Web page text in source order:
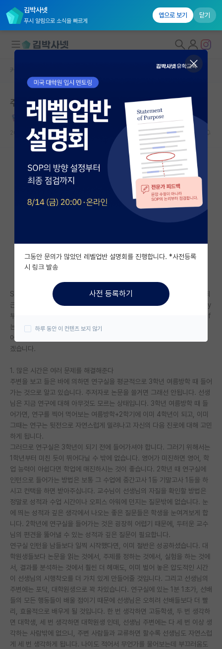
김박사넷
푸시 알림으로 소식을 빠르게
앱으로 보기 닫기
대학원생 모집
국내대학원 정보
연구실&오픈랩
커뮤니티
커뮤니티 홈
전체글보기
베스트 게시판
자유 게시판(아무개랩)
미국 유학 게시판
미국 대학원 합격 후기 게시판
대학원생 모집 게시판
연구실(PI) 홍보 게시판
임용 정보 게시판
학부 인턴 게시판
취업 게시판
임용 후기 게시판
PI 전용 게시판
인문사회 계열 게시판
특수/전문대학원 게시판
반도체/AI 게시판
장학금/장학생 게시판
학술 정보 게시판
홍보 게시판
커리어
유학교육
이벤트
커뮤니티 홈
주저자 논문을 써보고 싶은 학부 저학년들에게
자상한 유클리드
2023.04.20 27 79931
SKYPK 학부생이고 공동 1저자 논문이 오늘 통과됐습니다!!!! 연구실에서 최
근 3년간 안하던 주제였는데, 맨 땅에 2년동안 헤딩을 해서 methodology
부터 분석, figure, manuscript 그리고 리비전까지 다 거쳤습니다! 저널 if
는 높지 않은데 이 분야에 전통 있는 저널에 붙었습니다.
어떤 이유로든 주저자 논문을 써보고 싶은 학부생들을 위해서 몇 자 적어보
겠습니다.
1. 많은 시간은 여러 문제를 해결해준다
주변을 보고 들은 바에 의하면 연구실을 평균적으로 3학년 여름방학 때 들어
가는 것으로 알고 있습니다. 주저자로 논문을 쓸거면 그래선 안됩니다. 선생
님은 지금 연구에 대해 아무것도 모르는 상태입니다. 3학년 여름방학 때 들
어가면, 연구를 찍어 먹어보는 여름방학+2학기에 이미 4학년이 되고, 이미
그때는 연구는 뒷전으로 자연스럽게 밀려나고 자신의 다음 진로에 대해 고민
하게 됩니다.
그러므로 연구실은 3학년이 되기 전에 들어가셔야 합니다. 그러기 위해서는
1학년부터 미친 듯이 뛰어다닐 수 밖에 없습니다. 영어가 미진하면 영어, 학
업 능력이 아쉽다면 학업에 매진하시는 것이 좋습니다. 2학년 때 연구실에
인턴으로 들어가는 방법은 보통 그 수업에 중간고사 1등 기말고사 1등을 하
시고 컨택을 하면 받아주십니다. 교수님이 선생님의 자질을 확인할 방법은
정말로 성적과 수업 시간이나 오피스 아워에 던지는 질문밖에 없습니다. 눈
에 띄는 성적과 깊은 생각에서 나오는 좋은 질문들은 학생을 눈여겨보게 합
니다. 2학년에 연구실을 들어가는 것은 굉장히 어렵기 때문에, 두터운 교수
님의 편견을 뚫어낼 수 있는 성적과 깊은 질문이 필요합니다.
연구실 인턴을 남들보다 일찍 시작했다면, 이미 절반은 성공하셨습니다. 대
학원생들보다 논문을 읽는 것에서, 주제를 정하는 것에서, 실험을 하는 것에
서, 결과를 분석하는 것에서 훨씬 더 헤매도, 이미 벌어 놓은 압도적인 시간
이 선생님의 시행착오를 더 가치 있게 만들어줄 것입니다. 그리고 선생님의
주변에는 포닥, 대학원생으로 꽉 차있습니다. 연구실에 있는 1분 1초가, 선배
들의 모든 행동들이 배울 점이기 때문에 선생님은 오히려 선배들보다 더 빨
리, 효율적으로 배우게 될 것입니다. 한 번 생각하면 고등학생, 두 번 생각하
면 대학생, 세 번 생각하면 대학원생 인데, 선생님 주변에는 다 세 번 이상 생
각하는 사람밖에 없으니, 주변 사람들과 교류하면 할수록 선생님도 자연스럽
게 세 번 생각하게 됩니다. 나이도 적어서 무언가를 물어보는데 부끄러움도
그동안 문의가 많았던 레벨업반 설명회를 진행합니다. *사전등록
시 링크 발송
사전 등록하기
하루 동안 이 컨텐츠 보지 않기